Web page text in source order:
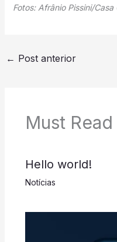
Fotos: Afrânio Pissini/Casa
← Post anterior
Must Read
Hello world!
Notícias